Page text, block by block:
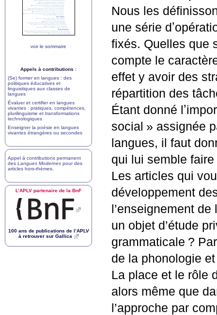
Nous les
une série
fixés. Quelles que
compte le
effet y avoir des
répartition des
Étant donné
social » assignée
langues, il faut
qui lui semble faire
Les articles qui
développement
l’enseignement
un objet d’étude
grammaticale ?
de la phonologie
La place et le rôle
alors même que
l’approche par
voir le sommaire
Appels à contributions :
(Se) former en langues : des
politiques éducatives et
linguistiques aux classes de
langues
Évaluer et certifier en langues
vivantes : pratiques, compétences,
plurilinguisme et transformations
technologiques
Enseigner la poésie en langues
vivantes étrangères ou secondes
Appel à contributions permanent
des Langues Modernes pour des
articles hors-thèmes
L’APLV partenaire de la BnF
100 ans de publications de l’APLV
à retrouver sur Gallica